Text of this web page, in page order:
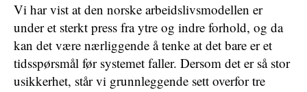
Vi har vist at den norske arbeidslivsmodellen er
under et sterkt press fra ytre og indre forhold, og da
kan det være nærliggende å tenke at det bare er et
tidsspørsmål før systemet faller. Dersom det er så stor
usikkerhet, står vi grunnleggende sett overfor tre